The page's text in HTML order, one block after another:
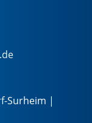
Surheim |